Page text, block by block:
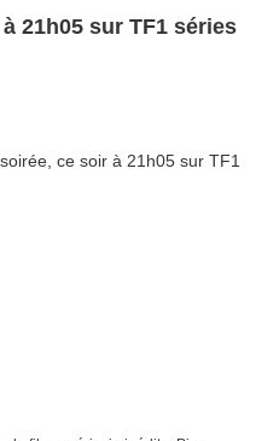
21h05 sur TF1 séries